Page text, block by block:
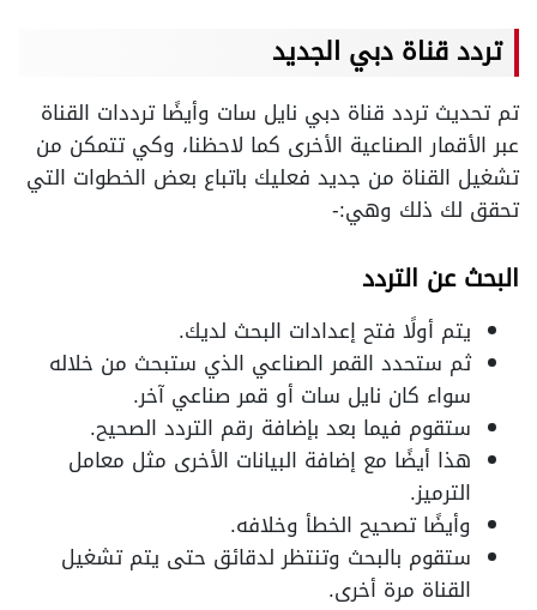
تردد قناة دبي الجديد
تم تحديث تردد قناة دبي نايل سات وأيضًا ترددات القناة
عبر الأقمار الصناعية الأخرى كما لاحظنا، وكي تتمكن من
تشغيل القناة من جديد فعليك باتباع بعض الخطوات التي
تحقق لك ذلك وهي:-
البحث عن التردد
يتم أولًا فتح إعدادات البحث لديك.
ثم ستحدد القمر الصناعي الذي ستبحث من خلاله
سواء كان نايل سات أو قمر صناعي آخر.
ستقوم فيما بعد بإضافة رقم التردد الصحيح.
هذا أيضًا مع إضافة البيانات الأخرى مثل معامل
الترميز.
وأيضًا تصحيح الخطأ وخلافه.
ستقوم بالبحث وتنتظر لدقائق حتى يتم تشغيل
القناة مرة أخرى.